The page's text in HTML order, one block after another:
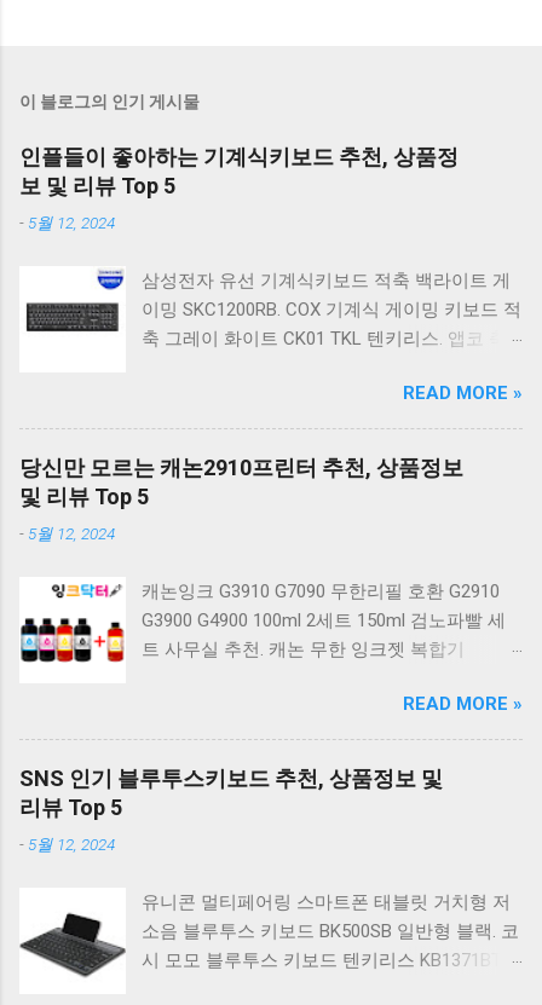
이 블로그의 인기 게시물
인플들이 좋아하는 기계식키보드 추천, 상품정
보 및 리뷰 Top 5
- 5월 12, 2024
삼성전자 유선 기계식키보드 적축 백라이트 게
이밍 SKC1200RB. COX 기계식 게이밍 키보드 적
축 그레이 화이트 CK01 TKL 텐키리스. 앱코 축
랙 K560 일반형. 앱코 K517 레트로 기계식 게이
밍 유선키보드 갈축 일반형 레트로 베이지. 체리
키보드 G803000S TKL RGB 게이밍 텐키리스 기
계식 키보드 4종 축 선택 저소음적축 블랙. 체리
베이지 K517 Retro. COX CK01 교체축 사이드
RGB 게이밍 기계식 키보드 네이비 CK01NV적축
일반형. 체리키보드 XTRFY MX BOARD 3.1 RGB
COX 기계식 게이밍 키보드 갈축 그레이 화이트
CK01 TKL 텐키리스 기계식키보드 구매를 고려
하실 때, 추가 할인 혜택을 놓치지 마세요. 다양
정이 많이 어려우시죠? 특히 기계식키보드 같은
상품을 고를 때는 더 고민이 많을 수 밖에 없습
니다. 다양한 상품들을 상세스펙 과 가격 을 꼼
READ MORE »
당신만 모르는 캐논2910프린터 추천, 상품정보
및 리뷰 Top 5
- 5월 12, 2024
캐논잉크 G3910 G7090 무한리필 호환 G2910
G3900 G4900 100ml 2세트 150ml 검노파빨 세
트 사무실 추천. 캐논 무한 잉크젯 복합기
논 PIXMA G2910 잉크포함 정품 무한복합기 컬
러 잉크젯복합기 가정용프린터 상세정보참조.
캐논 G시리즈 프린터 정품 헤드 카트리지
G1900 G2900 G3900 G4900 G2910 G3910
G4902 G4910 G4911 리필 잉크 1개 GI990
500ml 4색세트. 캐논 빌트인 정품무한 복합기
G2910 정품잉크 포함충전잉크4색 추가증정. 캐
READ MORE »
SNS 인기 블루투스키보드 추천, 상품정보 및
리뷰 Top 5
- 5월 12, 2024
유니콘 멀티페어링 스마트폰 태블릿 거치형 저
소음 블루투스 키보드 BK500SB 일반형 블랙. 코
시 모모 블루투스 키보드 텐키리스 KB1371BT